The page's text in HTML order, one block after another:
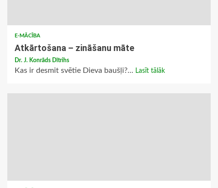
E-MĀCĪBA
Atkārtošana – zināšanu māte
Dr. J. Konrāds Dītrihs
Kas ir desmit svētie Dieva baušļi?... Lasīt tālāk